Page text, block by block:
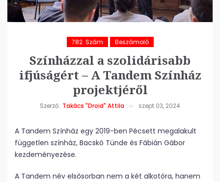
782. Szám Beszámoló
Színházzal a szolidárisabb
ifjúságért – A Tandem Színház
projektjéről
Szerző: Takács "Droid" Attila szept 03, 2024
A Tandem Színház egy 2019-ben Pécsett megalakult
független színház, Bacskó Tünde és Fábián Gábor
kezdeményezése.
A Tandem név elsősorban nem a két alkotóra, hanem